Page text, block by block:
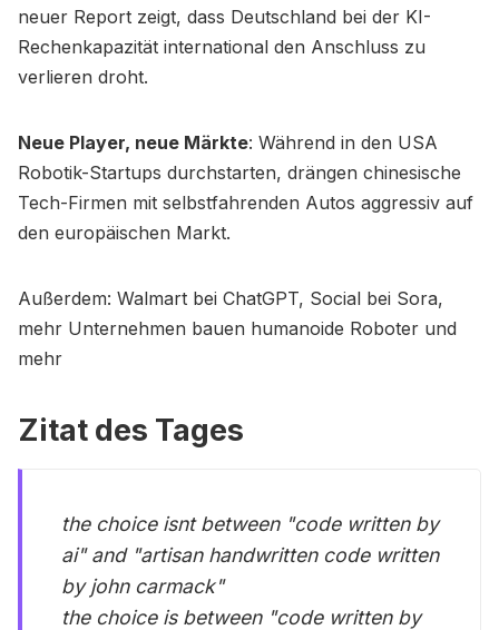
neuer Report zeigt, dass Deutschland bei der KI-
Rechenkapazität international den Anschluss zu
verlieren droht.
Neue Player, neue Märkte: Während in den USA
Robotik-Startups durchstarten, drängen chinesische
Tech-Firmen mit selbstfahrenden Autos aggressiv auf
den europäischen Markt.
Außerdem: Walmart bei ChatGPT, Social bei Sora,
mehr Unternehmen bauen humanoide Roboter und
mehr
Zitat des Tages
the choice isnt between "code written by
ai" and "artisan handwritten code written
by john carmack"
the choice is between "code written by